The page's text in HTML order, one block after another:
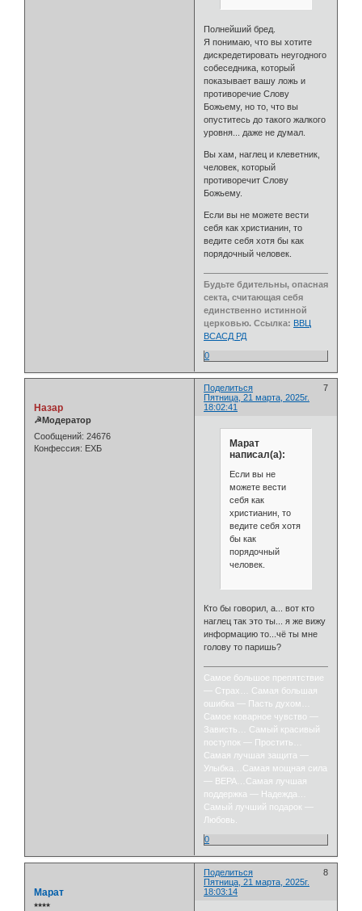
Полнейший бред.
Я понимаю, что вы хотите
дискредетировать неугодного
собеседника, который
показывает вашу ложь и
противоречие Слову
Божьему, но то, что вы
опуститесь до такого жалкого
уровня... даже не думал.
Вы хам, наглец и клеветник,
человек, который
противоречит Слову
Божьему.
Если вы не можете вести
себя как христианин, то
ведите себя хотя бы как
порядочный человек.
Будьте бдительны, опасная
секта, считающая себя
единственно истинной
церковью. Ссылка: ВВЦ
ВСАСД РД
0
Поделиться
7
Пятница, 21 марта, 2025г.
18:02:41
Назар
☭Модератор
Сообщений: 24676
Конфессия: ЕХБ
Марат
написал(а):
Если вы не
можете вести
себя как
христианин, то
ведите себя хотя
бы как
порядочный
человек.
Кто бы говорил, а... вот кто
наглец так это ты... я же вижу
информацию то...чё ты мне
голову то паришь?
Самое большое препятствие
— Страх… Самая большая
ошибка — Пасть духом…
Самое коварное чувство —
Зависть… Самый красивый
поступок — Простить…
Самая лучшая защита —
Улыбка…Самая мощная сила
— ВЕРА…Самая лучшая
поддержка — Надежда…
Самый лучший подарок —
Любовь.
0
Поделиться
8
Пятница, 21 марта, 2025г.
18:03:14
Марат
⭒⭒⭒⭒